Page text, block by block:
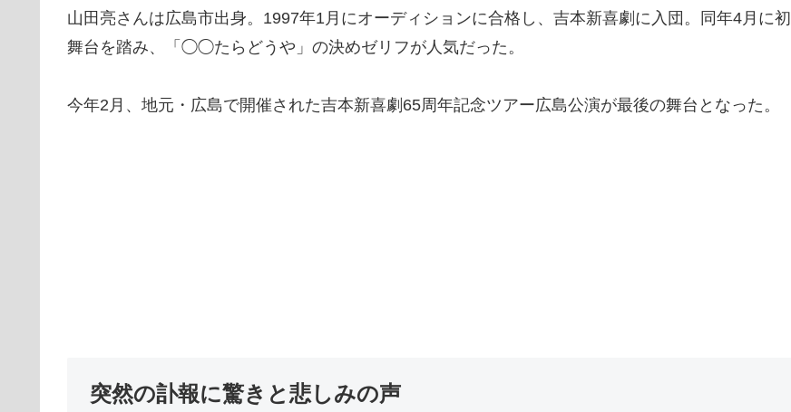
山田亮さんは広島市出身。1997年1月にオーディションに合格し、吉本新喜劇に入団。同年4月に初
舞台を踏み、「◯◯たらどうや」の決めゼリフが人気だった。
今年2月、地元・広島で開催された吉本新喜劇65周年記念ツアー広島公演が最後の舞台となった。
突然の訃報に驚きと悲しみの声